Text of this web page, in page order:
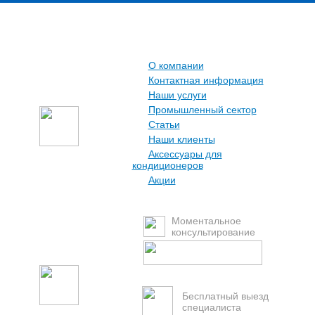
О компании
Контактная информация
Наши услуги
Промышленный сектор
Статьи
Наши клиенты
Аксессуары для
кондиционеров
Акции
Моментальное
консультирование
Бесплатный выезд
специалиста